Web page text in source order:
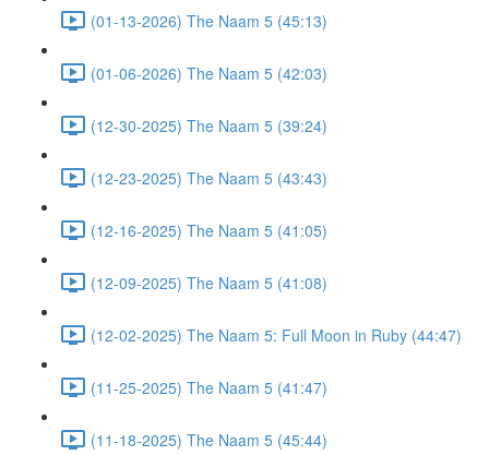
(01-13-2026) The Naam 5 (45:13)
(01-06-2026) The Naam 5 (42:03)
(12-30-2025) The Naam 5 (39:24)
(12-23-2025) The Naam 5 (43:43)
(12-16-2025) The Naam 5 (41:05)
(12-09-2025) The Naam 5 (41:08)
(12-02-2025) The Naam 5: Full Moon in Ruby (44:47)
(11-25-2025) The Naam 5 (41:47)
(11-18-2025) The Naam 5 (45:44)